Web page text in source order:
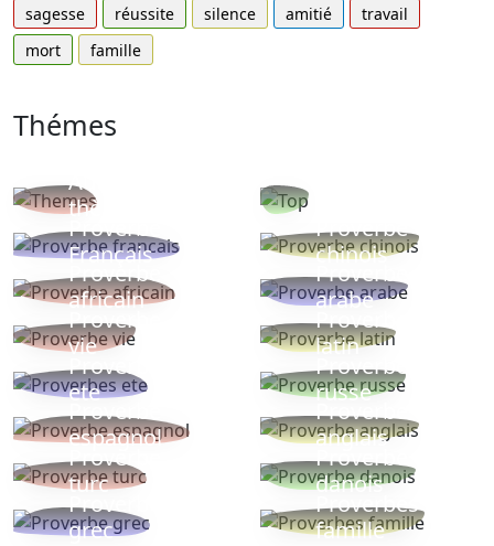
sagesse
réussite silence amitié
travail
mort
famille
Thémes
Autres
thèmes
Proverbe
Français
Proverbe
chinois
Proverbe
africain
Proverbe
arabe
Proverbe
vie
Proverbe
latin
Proverbes
ete
Proverbe
russe
Proverbe
espagnol
Proverbe
anglais
Proverbe
turc
Proverbe
danois
Proverbe
grec
Proverbes
famille